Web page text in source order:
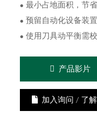
最小占地面积，节省
预留自动化设备装置
使用刀具动平衡需
产品影片
加入询问 / 了